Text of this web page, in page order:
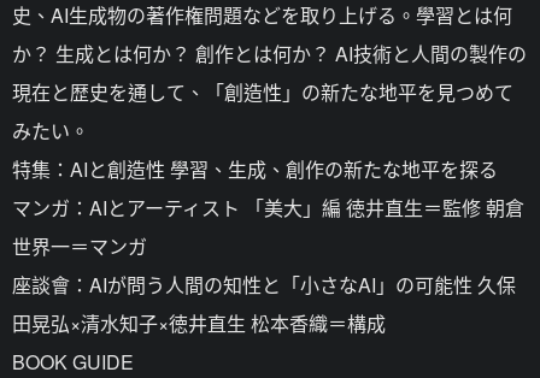
史、AI生成物の著作権問題などを取り上げる。學習とは何
か？ 生成とは何か？ 創作とは何か？ AI技術と人間の製作の
現在と歴史を通して、「創造性」の新たな地平を見つめて
みたい。
特集：AIと創造性 學習、生成、創作の新たな地平を探る
マンガ：AIとアーティスト 「美大」編 徳井直生＝監修 朝倉
世界一＝マンガ
座談會：AIが問う人間の知性と「小さなAI」の可能性 久保
田晃弘×清水知子×徳井直生 松本香織＝構成
BOOK GUIDE